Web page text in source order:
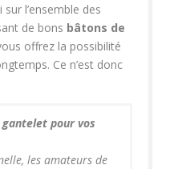
l’ensemble des
de bons bâtons de
offrez la possibilité
Ce n’est donc
pour vos
les amateurs de